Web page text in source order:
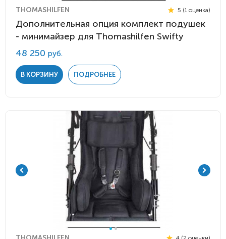
THOMASHILFEN 5 (1 оценка)
Дополнительная опция комплект подушек
- минимайзер для Thomashilfen Swifty
48 250 руб.
В КОРЗИНУ ПОДРОБНЕЕ